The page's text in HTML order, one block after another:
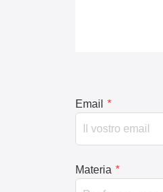
Email *
Materia *